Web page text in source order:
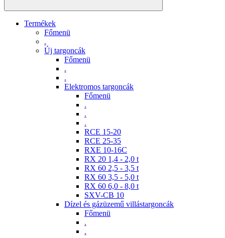
Termékek
Főmenü
.
Új targoncák
Főmenü
.
.
Elektromos targoncák
Főmenü
.
.
.
RCE 15-20
RCE 25-35
RXE 10-16C
RX 20 1,4 - 2,0 t
RX 60 2,5 - 3,5 t
RX 60 3,5 - 5,0 t
RX 60 6,0 - 8,0 t
SXV-CB 10
Dízel és gázüzemű villástargoncák
Főmenü
.
.